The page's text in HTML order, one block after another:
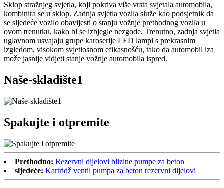
Sklop stražnjeg svjetla, koji pokriva više vrsta svjetala automobila,
kombinira se u sklop. Zadnja svjetla vozila služe kao podsjetnik da
se sljedeće vozilo obavijesti o stanju vožnje prethodnog vozila u
ovom trenutku, kako bi se izbjegle nezgode. Trenutno, zadnja svjetla
uglavnom usvajaju grupe karoserije LED lampi s prekrasnim
izgledom, visokom svjetlosnom efikasnošću, tako da automobil iza
može jasnije vidjeti stanje vožnje automobila ispred.
Naše-skladište1
Spakujte i otpremite
Prethodno: Rezervni dijelovi blizine pumpe za beton
sljedeće: Kartridž ventil pumpa za beton rezervni dijelovi